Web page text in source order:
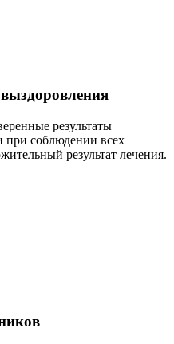
результаты
при соблюдении всех
результат лечения.